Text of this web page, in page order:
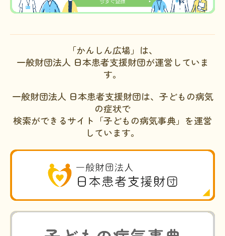
「かんしん広場」は、
一般財団法人 日本患者支援財団が運営していま
す。
一般財団法人 日本患者支援財団は、子どもの病気
の症状で
検索ができるサイト「子どもの病気事典」を運営
しています。